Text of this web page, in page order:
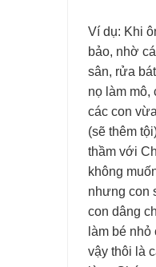
Ví dụ: Khi
bảo, nhờ
sân, rửa
nọ làm mô,
các con
(sẽ thêm
thầm với
không
nhưng con
con dâng
làm bé
vậy thôi là